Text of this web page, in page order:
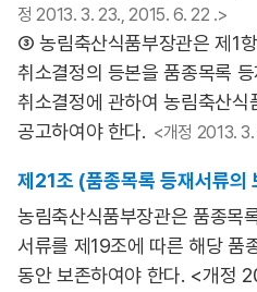
정 2013. 3. 23., 2015. 6. 22 .>
③ 농림축산식품부장관은 제1
취소결정의 등본을 품종목록
취소결정에 관하여 농림축산
공고하여야 한다. <개정 2013.
제21조 (품종목록 등재서류의
농림축산식품부장관은 품종목
서류를 제19조에 따른 해당 품
동안 보존하여야 한다. <개정